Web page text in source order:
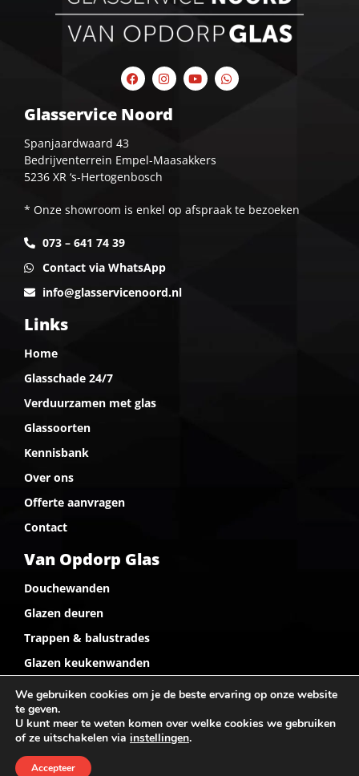
Glasservice Noord
Spanjaardwaard 43
Bedrijventerrein Empel-Maasakkers
5236 XR ‘s-Hertogenbosch
* Onze showroom is enkel op afspraak te bezoeken
073 – 641 74 39
Contact via WhatsApp
info@glasservicenoord.nl
Links
Home
Glasschade 24/7
Verduurzamen met glas
Glassoorten
Kennisbank
Over ons
Offerte aanvragen
Contact
Van Opdorp Glas
Douchewanden
Glazen deuren
Trappen & balustrades
Glazen keukenwanden
© Glasservice Noord & Van Opdorp GLAS | Website door
Reclamebureau De Creatievelingen
Privacy statement
We gebruiken cookies om je de beste ervaring op onze website
te geven.
U kunt meer te weten komen over welke cookies we gebruiken
of ze uitschakelen via instellingen.
Accepteer